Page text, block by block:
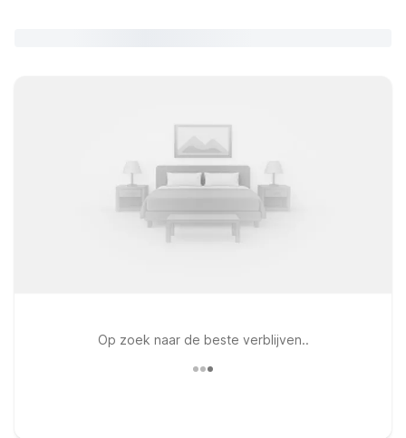
Op zoek naar de beste verblijven..